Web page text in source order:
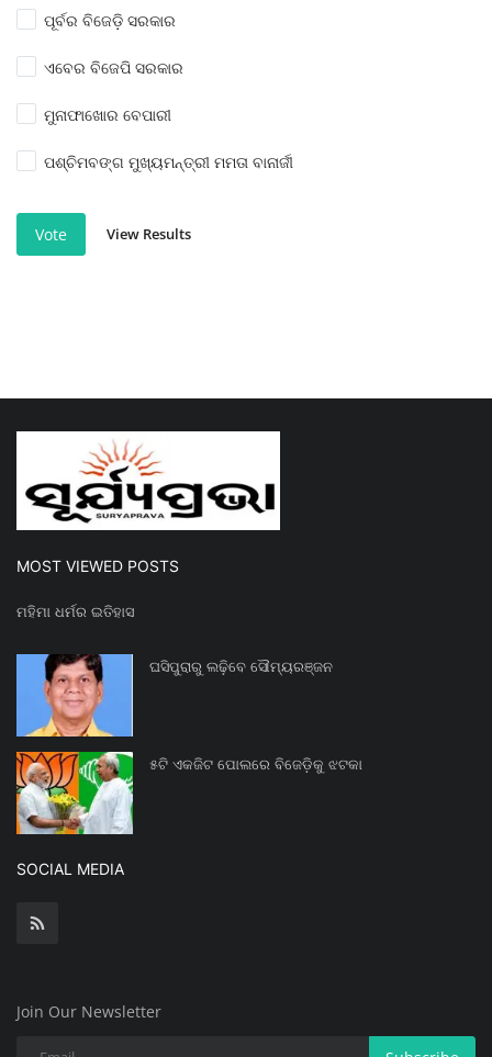
ପୂର୍ବର ବିଜେଡ଼ି ସରକାର
ଏବେର ବିଜେପି ସରକାର
ମୁନାଫାଖୋର ବେପାରୀ
ପଶ୍ଚିମବଙ୍ଗ ମୁଖ୍ୟମନ୍ତ୍ରୀ ମମତା ବାନାର୍ଜୀ
Vote View Results
MOST VIEWED POSTS
ମହିମା ଧର୍ମର ଇତିହାସ
ଘସିପୁରାରୁ ଲଢ଼ିବେ ସୌମ୍ୟରଞ୍ଜନ
୫ଟି ଏକଜିଟ ପୋଲରେ ବିଜେଡ଼ିକୁ ଝଟକା
SOCIAL MEDIA
Join Our Newsletter